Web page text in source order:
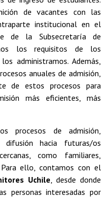
de vacantes con las
institucional en el
de la Subsecretaría de
los requisitos de los
administramos. Además,
anuales de admisión,
de estos procesos para
más eficientes, más
procesos de admisión,
hacia futuras/os
como familiares,
ello, contamos con el
Uchile, desde donde
personas interesadas por